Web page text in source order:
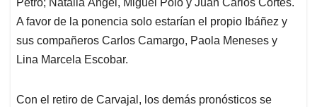
Petro; Natalia Ángel, Miguel Polo y Juan Carlos Cortés.
A favor de la ponencia solo estarían el propio Ibáñez y
sus compañeros Carlos Camargo, Paola Meneses y
Lina Marcela Escobar.
Con el retiro de Carvajal, los demás pronósticos se